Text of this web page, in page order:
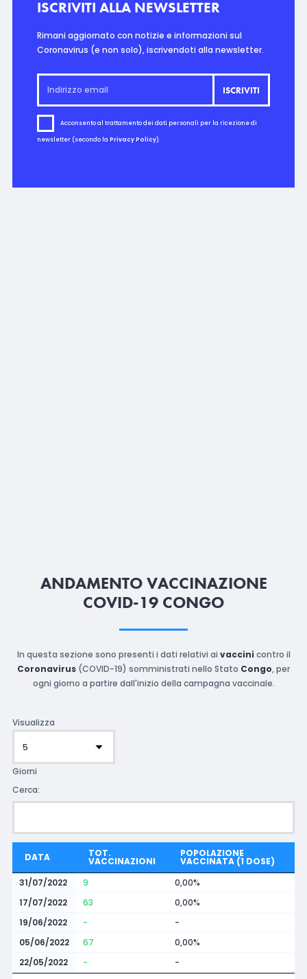
ISCRIVITI ALLA NEWSLETTER
Rimani aggiornato con notizie e informazioni sul
Coronavirus (e non solo), iscrivendoti alla newsletter.
Acconsento al trattamento dei dati personali per la ricezione di
newsletter (secondo la Privacy Policy).
ANDAMENTO VACCINAZIONE
COVID-19 CONGO
In questa sezione sono presenti i dati relativi ai vaccini contro il
Coronavirus (COVID-19) somministrati nello Stato Congo, per
ogni giorno a partire dall'inizio della campagna vaccinale.
Visualizza
Giorni
Cerca:
DATA TOT.
VACCINAZIONI
POPOLAZIONE
VACCINATA (1 DOSE)
31/07/2022
9
0,00%
17/07/2022
63
0,00%
19/06/2022
-
-
05/06/2022
67
0,00%
22/05/2022
-
-